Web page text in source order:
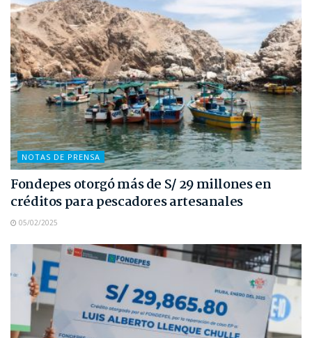
NOTAS DE PRENSA
Fondepes otorgó más de S/ 29 millones en
créditos para pescadores artesanales
05/02/2025